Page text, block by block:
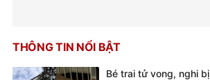
THÔNG TIN NỔI BẬT
Bé trai tử vong, nghi bị